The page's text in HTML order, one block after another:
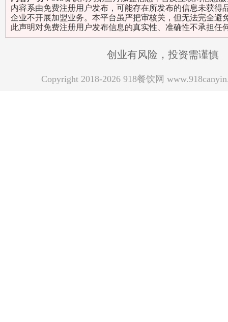
内容系由免费注册用户发布，可能存在所发布的信息未获得
企业不开展加盟业务。本平台虽严把审核关，但无法完全避
此声明对免费注册用户发布信息的真实性、准确性不承担任
创业有风险，投资需谨慎
Copyright 2018-2026 918餐饮网